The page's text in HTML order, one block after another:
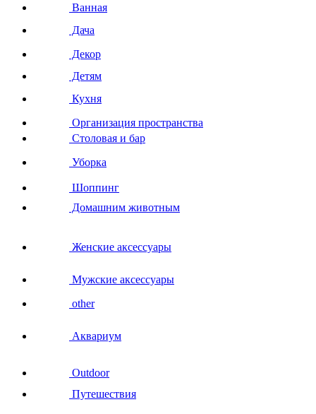
Ванная
Дача
Декор
Детям
Кухня
Организация пространства
Столовая и бар
Уборка
Шоппинг
Домашним животным
Женские аксессуары
Мужские аксессуары
other
Аквариум
Outdoor
Путешествия